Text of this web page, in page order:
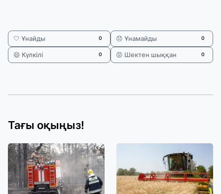
🤍 Ұнайды 0 😞 Ұнамайды 0
😄 Күлкілі 0 😡 Шектен шыққан 0
Тағы оқыңыз!